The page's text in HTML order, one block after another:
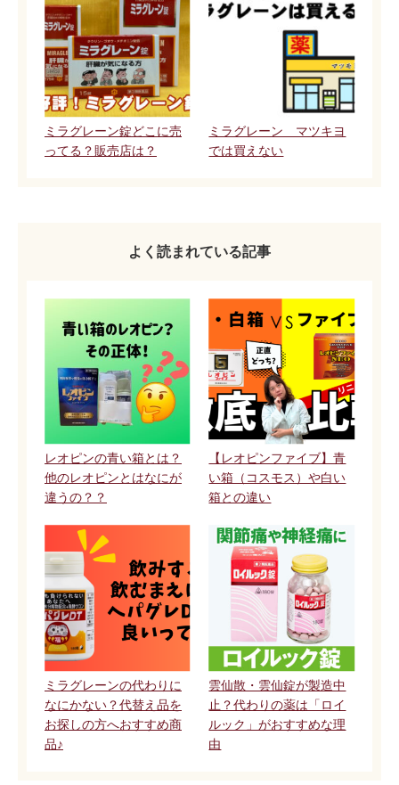
ミラグレーン錠どこに売
ってる？販売店は？
ミラグレーン マツキヨ
では買えない
よく読まれている記事
レオピンの青い箱とは？
他のレオピンとはなにが
違うの？？
【レオピンファイブ】青
い箱（コスモス）や白い
箱との違い
ミラグレーンの代わりに
なにかない？代替え品を
お探しの方へおすすめ商
品♪
雲仙散・雲仙錠が製造中
止？代わりの薬は「ロイ
ルック」がおすすめな理
由